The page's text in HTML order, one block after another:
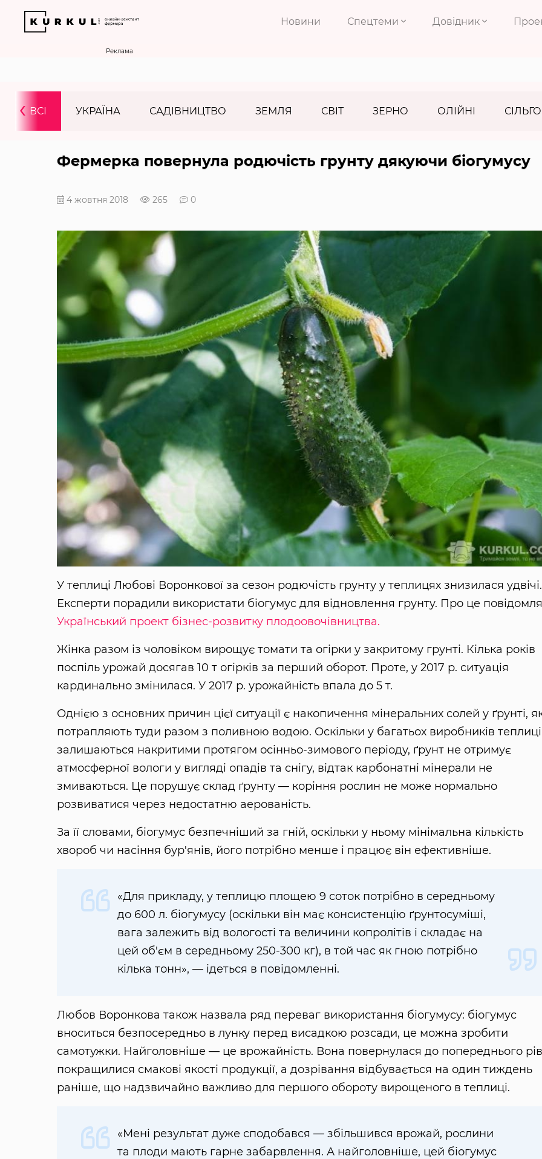
Новини Спецтеми Довідник
Реклама
ВСІ УКРАЇНА САДІВНИЦТВО ЗЕМЛЯ СВІТ ЗЕРНО ОЛІЙНІ
‹
Фермерка повернула родючість грунту дякуючи біогумусу
4 жовтня 2018 265 0
У теплиці Любові Воронкової за сезон родючість грунту у теплицях знизилася удвічі.
Експерти порадили використати біогумус для відновлення грунту. Про це
Український проект бізнес-розвитку плодоовочівництва.
Жінка разом із чоловіком вирощує томати та огірки у закритому грунті. Кілька років
поспіль урожай досягав 10 т огірків за перший оборот. Проте, у 2017 р. ситуація
кардинально змінилася. У 2017 р. урожайність впала до 5 т.
Однією з основних причин цієї ситуації є накопичення мінеральних солей у ґрунті,
потрапляють туди разом з поливною водою. Оскільки у багатьох виробників теплиці
залишаються накритими протягом осінньо-зимового періоду, ґрунт не отримує
атмосферної вологи у вигляді опадів та снігу, відтак карбонатні мінерали не
змиваються. Це порушує склад ґрунту — коріння рослин не може нормально
розвиватися через недостатню аерованість.
За її словами, біогумус безпечніший за гній, оскільки у ньому мінімальна кількість
хвороб чи насіння бур'янів, його потрібно менше і працює він ефективніше.
«Для прикладу, у теплицю площею 9 соток потрібно в середньому
до 600 л. біогумусу (оскільки він має консистенцію ґрунтосуміші,
вага залежить від вологості та величини копролітів і складає на
цей об'єм в середньому 250-300 кг), в той час як гною потрібно
кілька тонн», — ідеться в повідомленні.
Любов Воронкова також назвала ряд переваг використання біогумусу: біогумус
вноситься безпосередньо в лунку перед висадкою розсади, це можна зробити
самотужки. Найголовніше — це врожайність. Вона повернулася до попереднього
покращилися смакові якості продукції, а дозрівання відбувається на один тиждень
раніше, що надзвичайно важливо для першого обороту вирощеного в теплиці.
«Мені результат дуже сподобався — збільшився врожай, рослини
та плоди мають гарне забарвлення. А найголовніше, цей біогумус